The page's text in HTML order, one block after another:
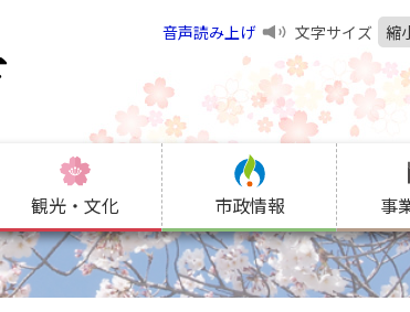
音声読み上げ 文字サイズ 縮
観光・文化 市政情報 事